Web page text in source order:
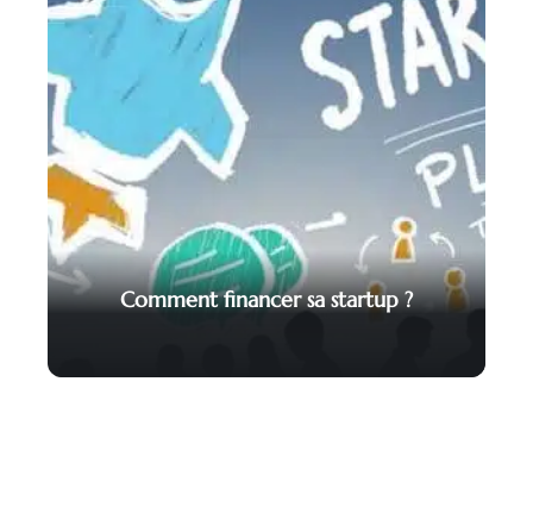
Comment financer sa startup ?